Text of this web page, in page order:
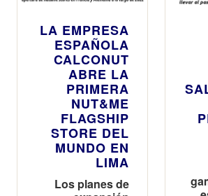
LA EMPRESA
ESPAÑOLA
CALCONUT
ABRE LA
PRIMERA
NUT&ME
FLAGSHIP
STORE DEL
MUNDO EN
LIMA
Los planes de